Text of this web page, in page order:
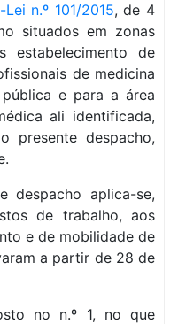
n.º 101/2015, de 4
situados em zonas
estabelecimento de
de medicina
e para a área
ali identificada,
presente despacho,
despacho aplica-se,
de trabalho, aos
e de mobilidade de
a partir de 28 de
no n.º 1, no que